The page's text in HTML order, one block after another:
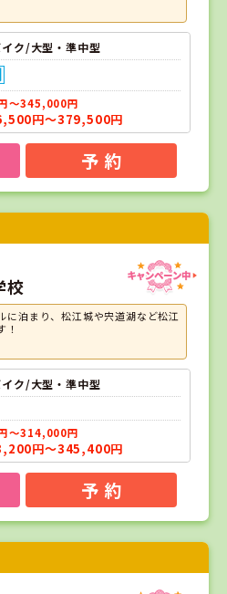
ク/大型・準中型
～345,000円
円～379,500円
予 約
校
に泊まり、松江城や宍道湖など松江
！
ク/大型・準中型
～314,000円
円～345,400円
予 約